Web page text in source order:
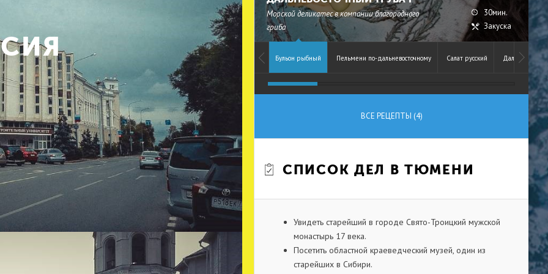
Морской деликатес в компании благородного
гриба
30мин.
Закуска
Бульон рыбный Пельмени по-дальневосточному Салат русский
ВСЕ РЕЦЕПТЫ (4)
СПИСОК ДЕЛ В ТЮМЕНИ
Увидеть старейший в городе Свято-Троицкий мужской
монастырь 17 века.
Посетить областной краеведческий музей, один из
старейших в Сибири.